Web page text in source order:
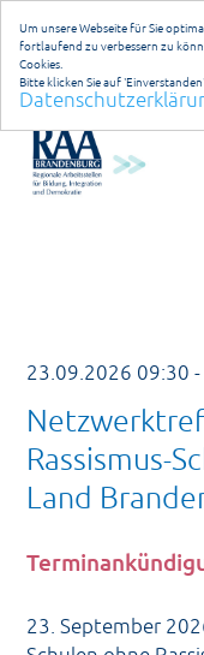
Um unsere Webseite für Sie
fortlaufend zu verbessern zu
Cookies.
Bitte klicken Sie auf
Datenschutzerklärung
Geschäftsstelle
Niederlassungen
Projekte/
Publikationen/
Der Trägerverein
23.09.2026 09:30
Rassismus-
Land
23. September